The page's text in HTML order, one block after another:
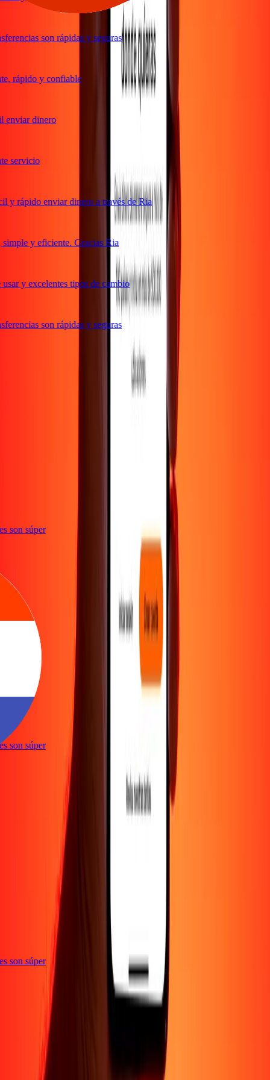
son rápidas y seguras
rápido y confiable
dinero
servicio
rápido enviar dinero a través de Ria
y eficiente. Gracias Ria
y excelentes tipos de cambio
son rápidas y seguras
son súper
son súper
son súper
Blog Corporativo